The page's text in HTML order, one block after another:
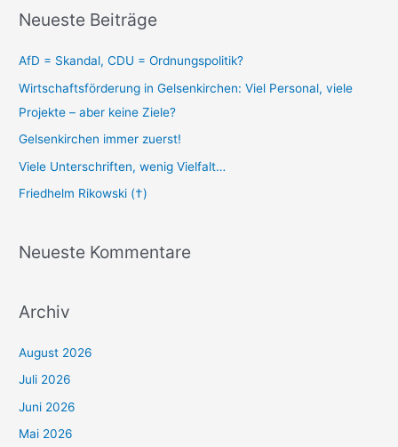
Neueste Beiträge
AfD = Skandal, CDU = Ordnungspolitik?
Wirtschaftsförderung in Gelsenkirchen: Viel Personal, viele
Projekte – aber keine Ziele?
Gelsenkirchen immer zuerst!
Viele Unterschriften, wenig Vielfalt…
Friedhelm Rikowski (†)
Neueste Kommentare
Archiv
August 2026
Juli 2026
Juni 2026
Mai 2026